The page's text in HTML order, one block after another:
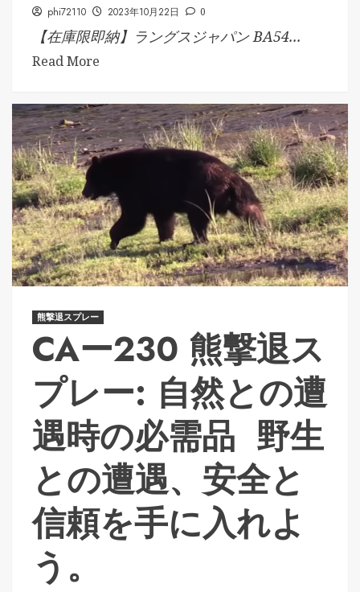
phi72110 2023年10月22日 0
【在庫限即納】ラングスジャパン BA54...
Read More
熊撃退スプレー
CAー230 熊撃退ス
プレー: 自然との遭
遇時の必需品 野生
との遭遇、安全と
信頼を手に入れよ
う。